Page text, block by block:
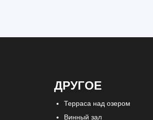
ДРУГОЕ
Терраса над озером
Винный зал